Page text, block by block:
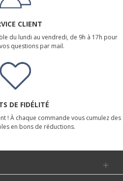
CLIENT
du lundi au vendredi, de 9h à 17h pour
questions par mail.
DE FIDÉLITÉ
! À chaque commande vous cumulez des
en bons de réductions.